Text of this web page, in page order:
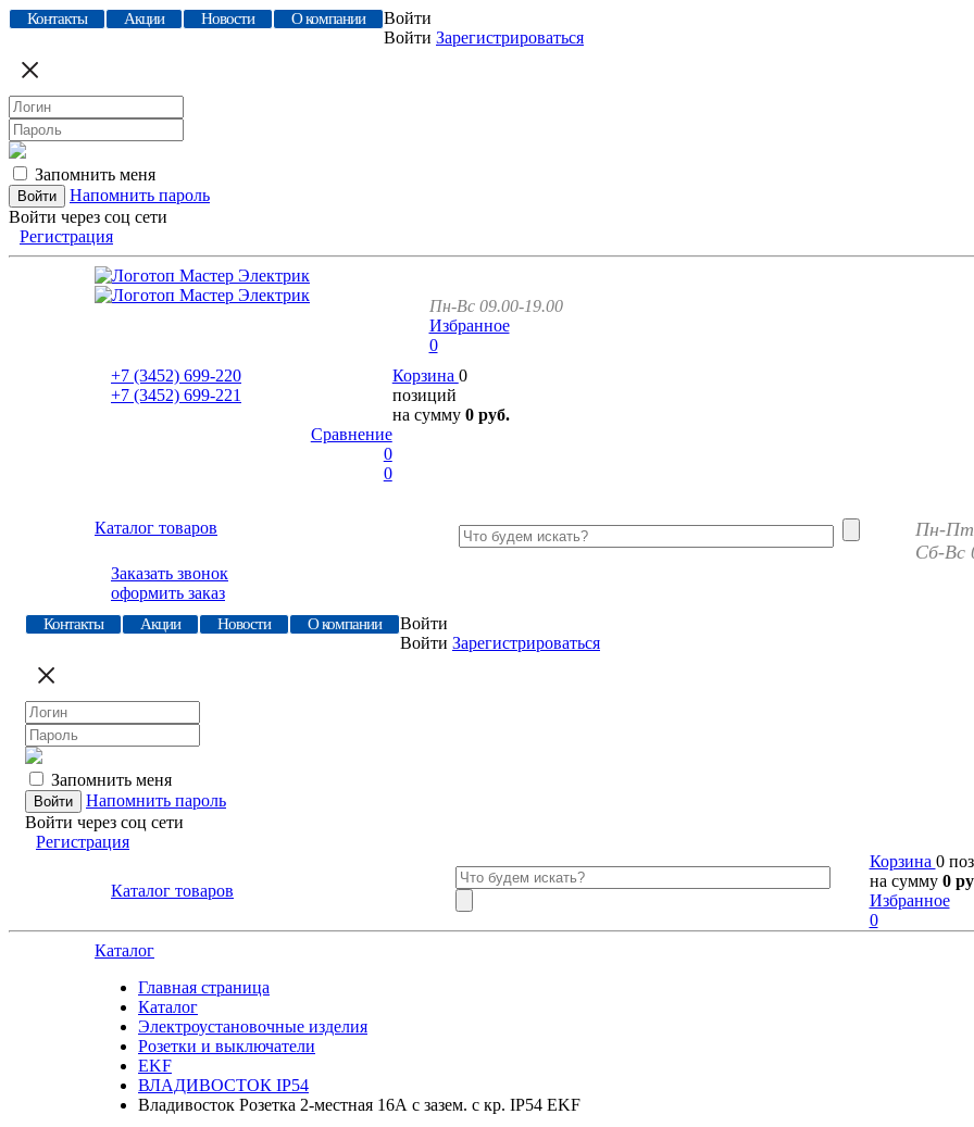
Контакты Акции Новости О компании
Войти
Войти Зарегистрироваться
Запомнить меня
Напомнить пароль
Войти через соц сети
Регистрация
Пн-Вс 09.00-19.00
Избранное
0
+7 (3452) 699-220
+7 (3452) 699-221
Корзина 0
позиций
на сумму 0 руб.
Сравнение
0
0
Каталог товаров
Пн-Пт
Сб-Вс
Заказать звонок
оформить заказ
Контакты Акции Новости О компании
Войти
Войти Зарегистрироваться
Запомнить меня
Напомнить пароль
Войти через соц сети
Регистрация
Каталог товаров
Корзина 0
на сумму 0
Избранное
0
Каталог
Главная страница
Каталог
Электроустановочные изделия
Розетки и выключатели
EKF
ВЛАДИВОСТОК IP54
Владивосток Розетка 2-местная 16А с зазем. с кр. IP54 EKF